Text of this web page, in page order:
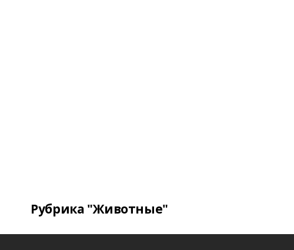
Рубрика "Животные"